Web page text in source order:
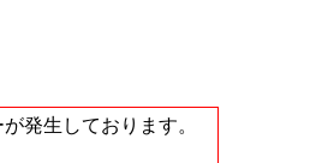
発生しております。